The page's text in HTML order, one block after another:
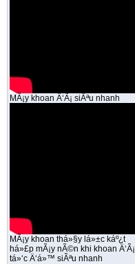
MÃ¡y khoan Ä‘Ã¡ siÃªu nhanh
MÃ¡y khoan thá»§y lá»±c káº¿t
há»£p mÃ¡y nÃ©n khi khoan Ä‘Ã¡
tá»‘c Ä‘á»™ siÃªu nhanh